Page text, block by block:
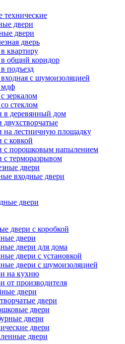
технические
двери
двери
дверь
квартиру
в общий коридор
подъезд
с шумоизоляцией
мдф
зеркалом
стеклом
в деревянный дом
на лестничную площадку
с ковкой
с порошковым напылением
с терморазрывом
двери
входные двери
двери
двери с коробкой
двери
двери для дома
двери с установкой
двери с шумоизоляцией
на кухню
от производителя
двери
двери
двери
двери
двери
двери